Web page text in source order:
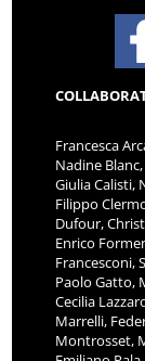
Francesca
Nadine
Giulia Calisti,
Filippo
Dufour,
Enrico
Francesconi,
Paolo Gatto,
Cecilia
Marrelli,
Montrosset,